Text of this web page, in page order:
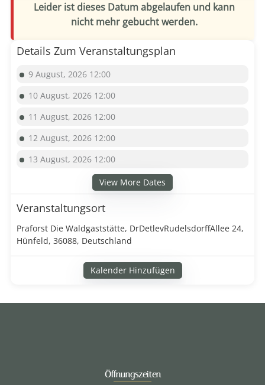
Leider ist dieses Datum abgelaufen und kann
nicht mehr gebucht werden.
Details Zum Veranstaltungsplan
9 August, 2026 12:00
10 August, 2026 12:00
11 August, 2026 12:00
12 August, 2026 12:00
13 August, 2026 12:00
View More Dates
Veranstaltungsort
Praforst Die Waldgaststätte, DrDetlevRudelsdorffAllee 24,
Hünfeld, 36088, Deutschland
Kalender Hinzufügen
Öffnungszeiten